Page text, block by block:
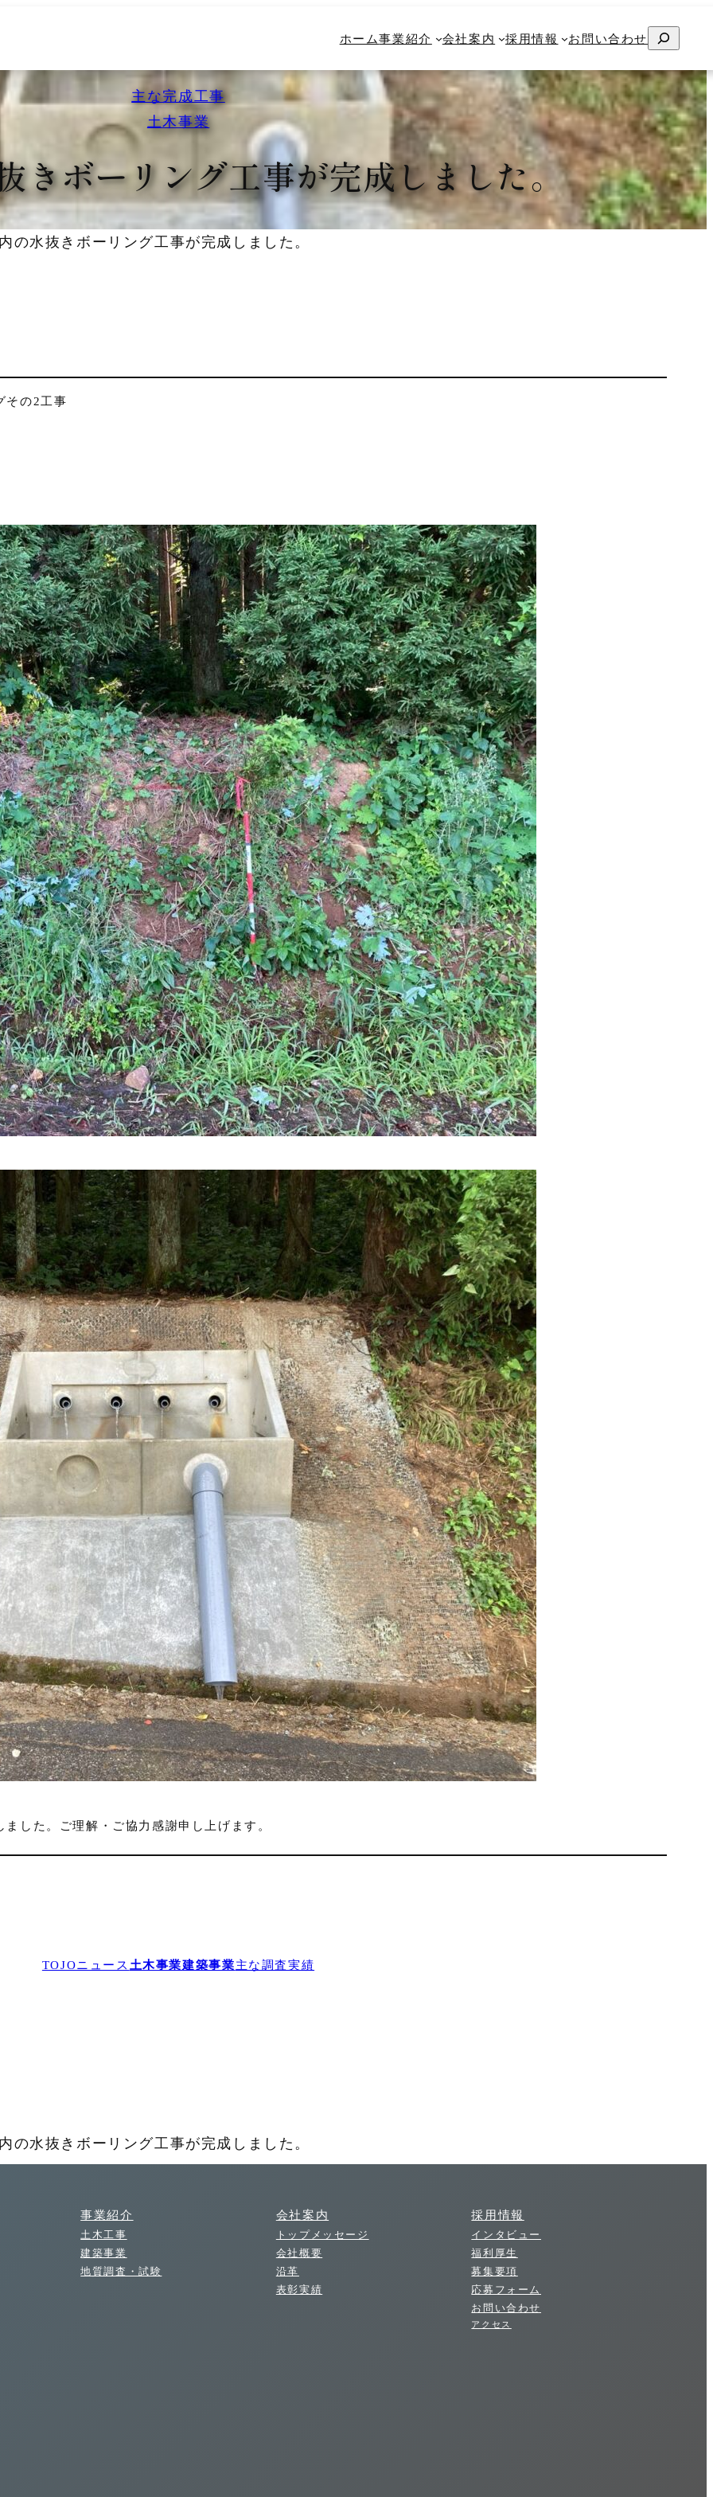
ホーム事業紹介 会社案内 採用情報 お問い合わせ 検
ホーム 事業紹介 会社案内 採用情報 お問い合わせ検
主な完成工事
土木事業
きボーリング工事が完成しました。
の水抜きボーリング工事が完成しました。
の2工事
した。ご理解・ご協力感謝申し上げます。
TOJOニュース 土木事業建築事業主な調査実績
の水抜きボーリング工事が完成しました。
事業紹介
土木工事
建築事業
地質調査・試験
会社案内
トップメッセージ
会社概要
沿革
表彰実績
採用情報
インタビュー
福利厚生
募集要項
応募フォーム
お問い合わせ
アクセス